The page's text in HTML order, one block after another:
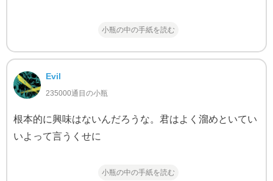
小瓶の中の手紙を読む
Evil
235000通目の小瓶
根本的に興味はないんだろうな。君はよく溜めといてい
いよって言うくせに
小瓶の中の手紙を読む